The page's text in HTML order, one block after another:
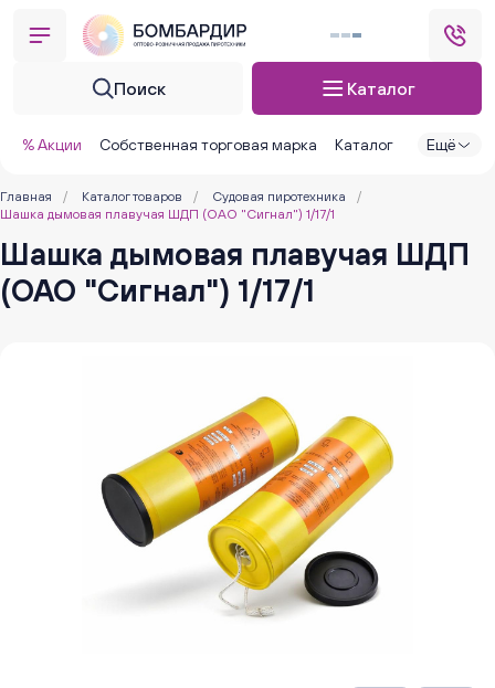
Поиск Каталог
% Акции Собственная торговая марка Каталог Ещё
Главная / Каталог товаров / Судовая пиротехника
/
Шашка дымовая плавучая ШДП (ОАО "Сигнал") 1/17/1
Шашка дымовая плавучая ШДП
(ОАО "Сигнал") 1/17/1